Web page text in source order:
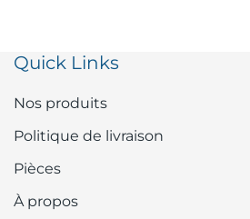
Quick Links
Nos produits
Politique de livraison
Pièces
À propos